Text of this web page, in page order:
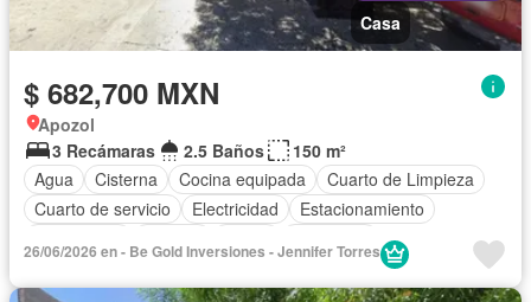
Casa
$ 682,700 MXN
Apozol
3 Recámaras
2.5 Baños
150 m²
Agua
Cisterna Cocina equipada
Cuarto de Limpieza
Cuarto de servicio
Electricidad
Estacionamiento
Sin amueblar
26/06/2026 en - Be Gold Inversiones - Jennifer Torres